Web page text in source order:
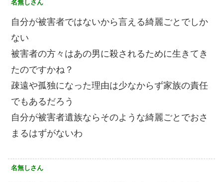
名無しさん
自分が被害者ではないから言える綺麗ごとでしか
ない
被害者の方々はあの男に殺されるために生きてき
たのですかね？
疎遠や孤独になった理由は少なからず家族の責任
でもあるだろう
自分が被害者遺族ならそのような綺麗ごとでおさ
まるはずがないわ
名無しさん